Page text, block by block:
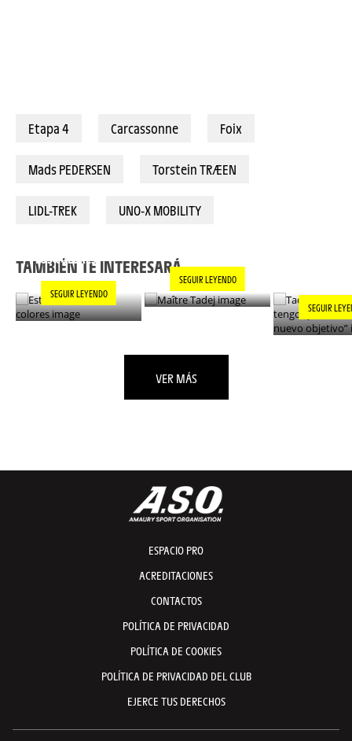
Etapa 4 Carcassonne Foix
Mads PEDERSEN Torstein TRÆEN
LIDL-TREK UNO-X MOBILITY
TAMBIÉN TE INTERESARÁ...
LOS COLORES
SEGUIR LEYENDO
SEGUIR LEYENDO
SEGUIR
VER MÁS
ESPACIO PRO
ACREDITACIONES
CONTACTOS
POLÍTICA DE PRIVACIDAD
POLÍTICA DE COOKIES
POLÍTICA DE PRIVACIDAD DEL CLUB
EJERCE TUS DERECHOS